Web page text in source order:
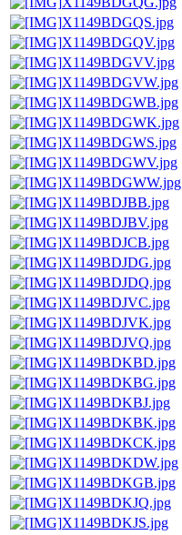
X1149BDGQS.jpg
X1149BDGQV.jpg
X1149BDGVV.jpg
X1149BDGVW.jpg
X1149BDGWB.jpg
X1149BDGWK.jpg
X1149BDGWS.jpg
X1149BDGWV.jpg
X1149BDGWW.jpg
X1149BDJBB.jpg
X1149BDJBV.jpg
X1149BDJCB.jpg
X1149BDJDG.jpg
X1149BDJDQ.jpg
X1149BDJVC.jpg
X1149BDJVK.jpg
X1149BDJVQ.jpg
X1149BDKBD.jpg
X1149BDKBG.jpg
X1149BDKBJ.jpg
X1149BDKBK.jpg
X1149BDKCK.jpg
X1149BDKDW.jpg
X1149BDKGB.jpg
X1149BDKJQ.jpg
X1149BDKJS.jpg